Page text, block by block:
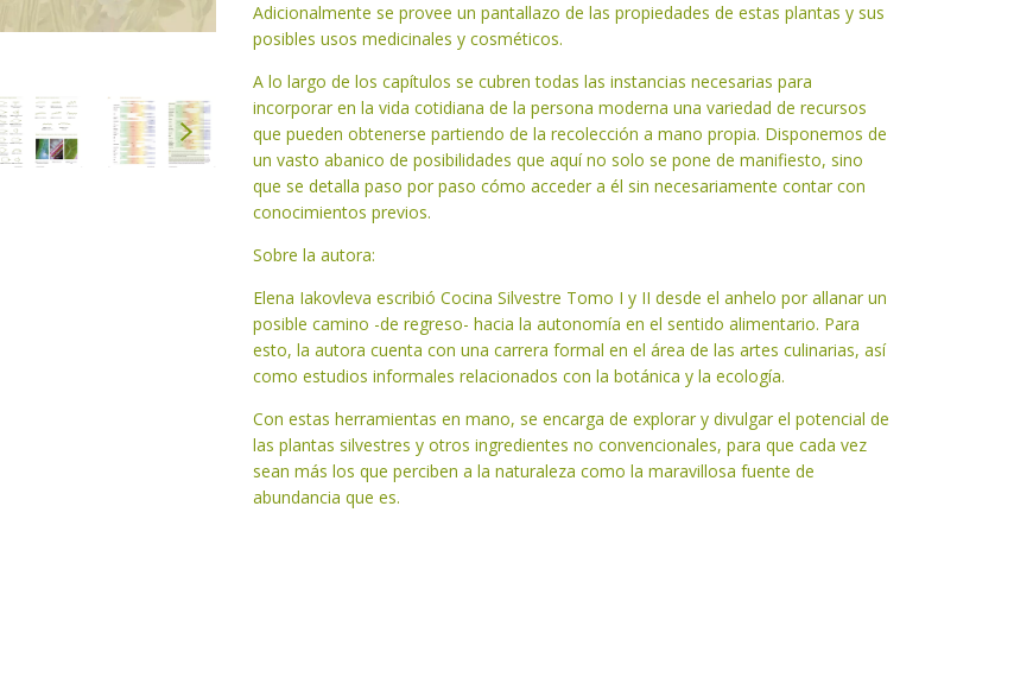
Adicionalmente se provee un pantallazo de las propiedades de estas plantas y sus
posibles usos medicinales y cosméticos.
A lo largo de los capítulos se cubren todas las instancias necesarias para
incorporar en la vida cotidiana de la persona moderna una variedad de recursos
que pueden obtenerse partiendo de la recolección a mano propia. Disponemos de
un vasto abanico de posibilidades que aquí no solo se pone de manifiesto, sino
que se detalla paso por paso cómo acceder a él sin necesariamente contar con
conocimientos previos.
Sobre la autora:
Elena Iakovleva escribió Cocina Silvestre Tomo I y II desde el anhelo por allanar un
posible camino -de regreso- hacia la autonomía en el sentido alimentario. Para
esto, la autora cuenta con una carrera formal en el área de las artes culinarias, así
como estudios informales relacionados con la botánica y la ecología.
Con estas herramientas en mano, se encarga de explorar y divulgar el potencial de
las plantas silvestres y otros ingredientes no convencionales, para que cada vez
sean más los que perciben a la naturaleza como la maravillosa fuente de
abundancia que es.